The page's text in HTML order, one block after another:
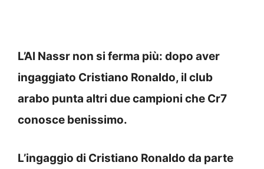
L’Al Nassr non si ferma più: dopo aver
ingaggiato Cristiano Ronaldo, il club
arabo punta altri due campioni che Cr7
conosce benissimo.
L’ingaggio di Cristiano Ronaldo da parte